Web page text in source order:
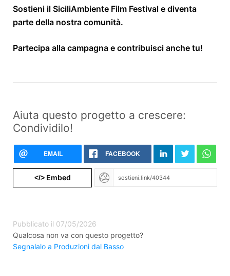
Sostieni il SiciliAmbiente Film Festival e diventa
parte della nostra comunità.
Partecipa alla campagna e contribuisci anche tu!
Aiuta questo progetto a crescere:
Condividilo!
EMAIL FACEBOOK
</>Embed
Pubblicato il 07/05/2026
Qualcosa non va con questo progetto?
Segnalalo a Produzioni dal Basso